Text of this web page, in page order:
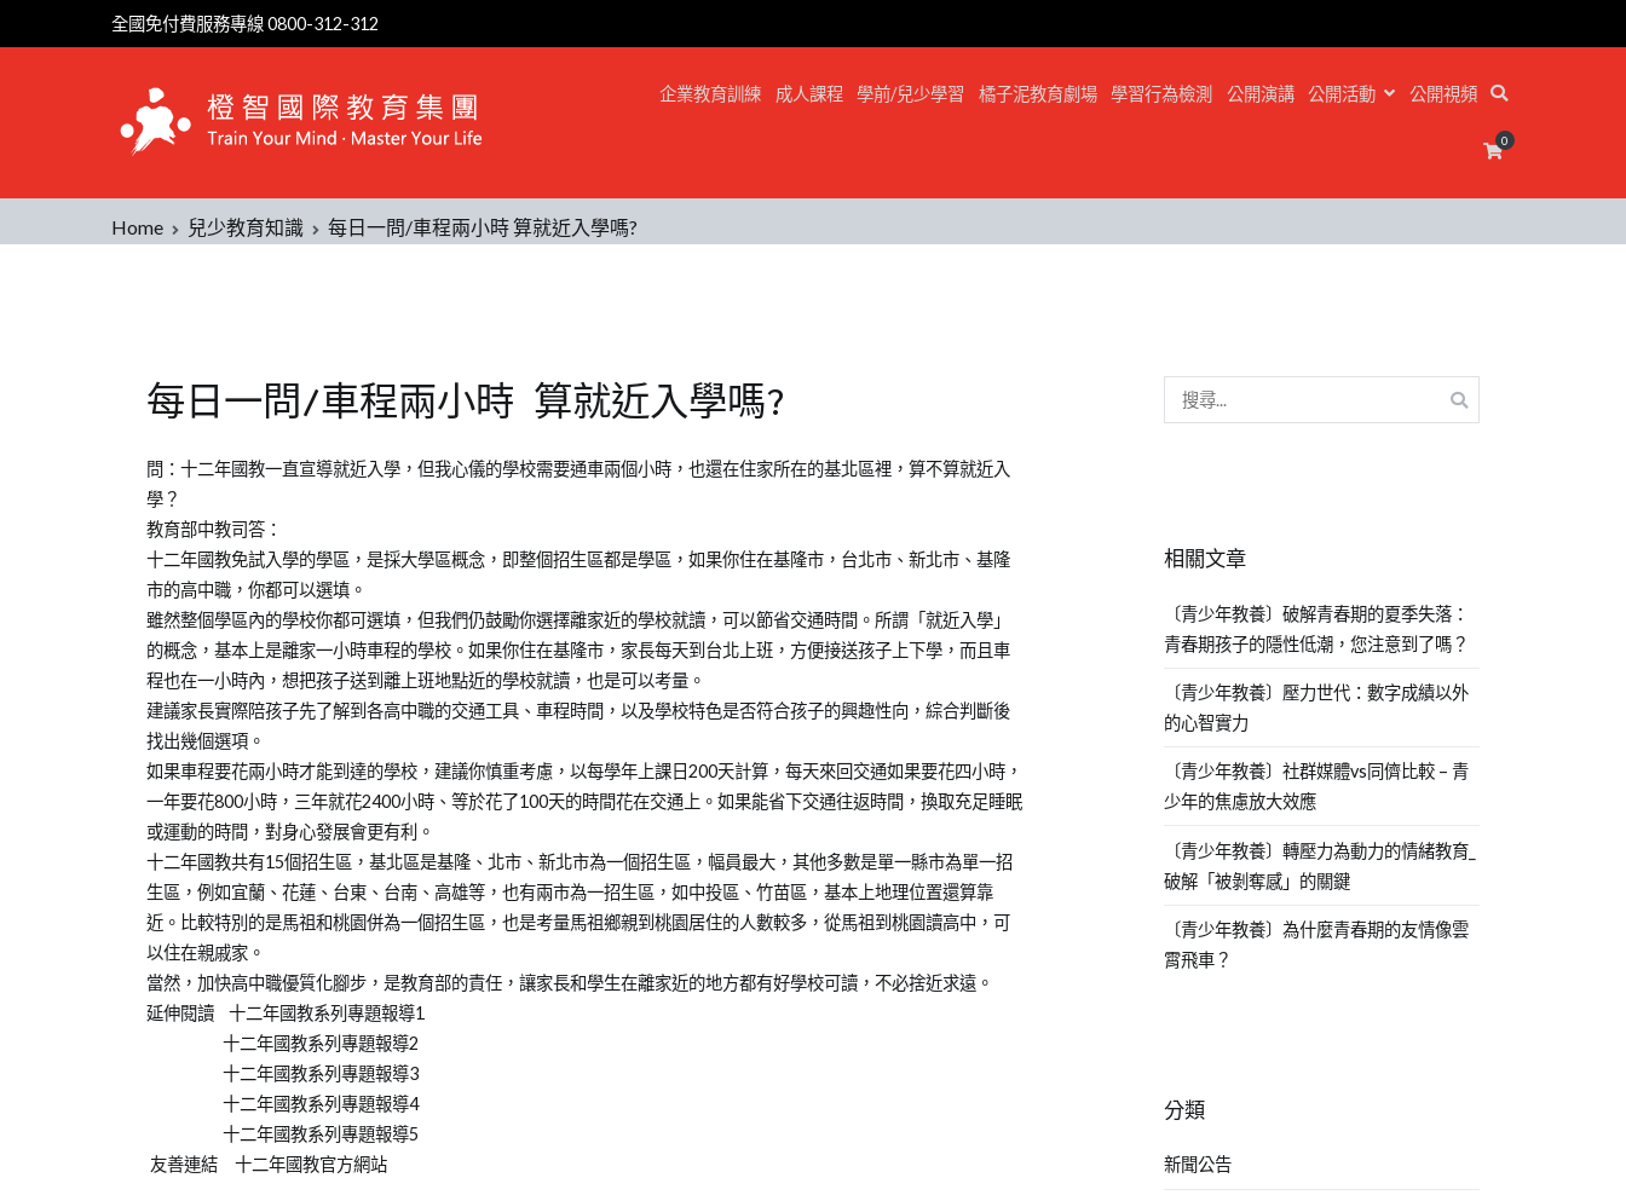
全國免付費服務專線 0800-312-312
企業教育訓練 成人課程 學前/兒少學習 橘子泥教育劇場 學習行為檢測 公開演講 公開活動 公開視頻
0
Home 兒少教育知識 每日一問/車程兩小時 算就近入學嗎?
每日一問/車程兩小時 算就近入學嗎?
Posted
on
2012-
10-
11
Posted
in
兒
少
教
育
知
識
Tagged
青
少
年
教
育
問：十二年國教一直宣導就近入學，但我心儀的學校需要通車兩個小時，也還在住家所在的基北區裡，算不算就近入
學？
教育部中教司答：
十二年國教免試入學的學區，是採大學區概念，即整個招生區都是學區，如果你住在基隆市，台北市、新北市、基隆
市的高中職，你都可以選填。
雖然整個學區內的學校你都可選填，但我們仍鼓勵你選擇離家近的學校就讀，可以節省交通時間。所謂「就近入學」
的概念，基本上是離家一小時車程的學校。如果你住在基隆市，家長每天到台北上班，方便接送孩子上下學，而且車
程也在一小時內，想把孩子送到離上班地點近的學校就讀，也是可以考量。
建議家長實際陪孩子先了解到各高中職的交通工具、車程時間，以及學校特色是否符合孩子的興趣性向，綜合判斷後
找出幾個選項。
如果車程要花兩小時才能到達的學校，建議你慎重考慮，以每學年上課日200天計算，每天來回交通如果要花四小時，
一年要花800小時，三年就花2400小時、等於花了100天的時間花在交通上。如果能省下交通往返時間，換取充足睡眠
或運動的時間，對身心發展會更有利。
十二年國教共有15個招生區，基北區是基隆、北市、新北市為一個招生區，幅員最大，其他多數是單一縣市為單一招
生區，例如宜蘭、花蓮、台東、台南、高雄等，也有兩市為一招生區，如中投區、竹苗區，基本上地理位置還算靠
近。比較特別的是馬祖和桃園併為一個招生區，也是考量馬祖鄉親到桃園居住的人數較多，從馬祖到桃園讀高中，可
以住在親戚家。
當然，加快高中職優質化腳步，是教育部的責任，讓家長和學生在離家近的地方都有好學校可讀，不必捨近求遠。
延伸閱讀 十二年國教系列專題報導1
十二年國教系列專題報導2
十二年國教系列專題報導3
十二年國教系列專題報導4
十二年國教系列專題報導5
友善連結 十二年國教官方網站
相關文章
〔青少年教養〕破解青春期的夏季失落：
青春期孩子的隱性低潮，您注意到了嗎？
〔青少年教養〕壓力世代：數字成績以外
的心智實力
〔青少年教養〕社群媒體vs同儕比較 – 青
少年的焦慮放大效應
〔青少年教養〕轉壓力為動力的情緒教育_
破解「被剝奪感」的關鍵
〔青少年教養〕為什麼青春期的友情像雲
霄飛車？
分類
新聞公告